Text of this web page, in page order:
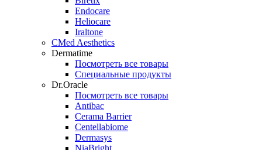
Endocare
Heliocare
Iraltone
CMed Aesthetics
Dermatime
Посмотреть все товары
Специальные продукты
Dr.Oracle
Посмотреть все товары
Antibac
Cerama Barrier
Centellabiome
Dermasys
NiaBright